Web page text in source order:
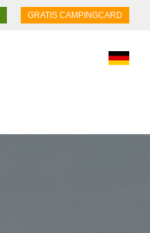
GRATIS CAMPINGCARD